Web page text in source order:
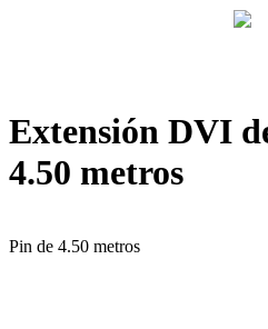
Extensión DVI
4.50 metros
Pin de 4.50 metros